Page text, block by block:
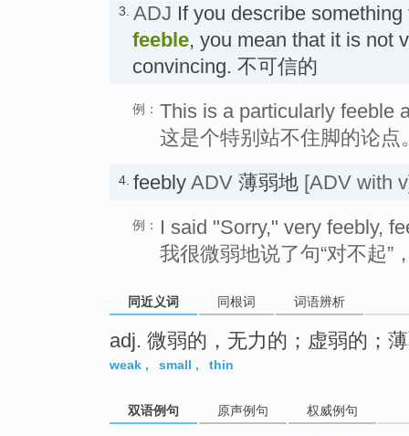
3. ADJ If you describe
feeble, you mean that it is not
convincing. 不可信的
例： This is a particularly feeble
这是个特别站不住脚的论点
4. feebly ADV 薄弱地 [ADV with
例：
I said "Sorry," very feebly,
我很微弱地说了句“对不起”
同近义词 同根词 词语辨析
adj. 微弱的，无力的；虚弱的；
weak , small , thin
双语例句 原声例句 权威例句